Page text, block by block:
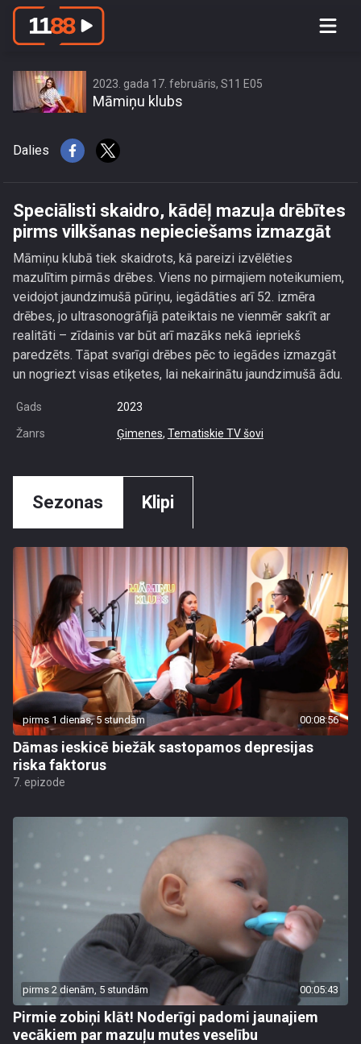
Speciālisti skaidro, kādēļ mazuļa
2023. gada 17. februāris, S11 E05
Māmiņu klubs
Dalies
Speciālisti skaidro, kādēļ mazuļa drēbītes
pirms vilkšanas nepieciešams izmazgāt
Māmiņu klubā tiek skaidrots, kā pareizi izvēlēties
mazulītim pirmās drēbes. Viens no pirmajiem noteikumiem,
veidojot jaundzimušā pūriņu, iegādāties arī 52. izmēra
drēbes, jo ultrasonogrāfijā pateiktais ne vienmēr sakrīt ar
realitāti – zīdainis var būt arī mazāks nekā iepriekš
paredzēts. Tāpat svarīgi drēbes pēc to iegādes izmazgāt
un nogriezt visas etiķetes, lai nekairinātu jaundzimušā ādu.
Gads 2023
Žanrs Ģimenes, Tematiskie TV šovi
Sezonas Klipi
pirms 1 dienas, 5 stundām 00:08:56
Dāmas ieskicē biežāk sastopamos depresijas
riska faktorus
7. epizode
pirms 2 dienām, 5 stundām 00:05:43
Pirmie zobiņi klāt! Noderīgi padomi jaunajiem
vecākiem par mazuļu mutes veselību